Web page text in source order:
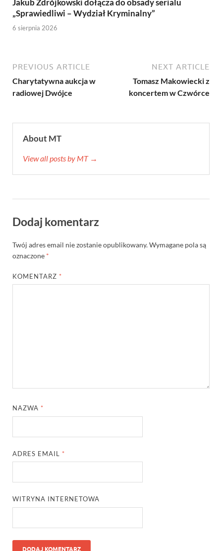
Jakub Zdrójkowski dołącza do obsady serialu
„Sprawiedliwi – Wydział Kryminalny”
6 sierpnia 2026
PREVIOUS ARTICLE
Charytatywna aukcja w
radiowej Dwójce
NEXT ARTICLE
Tomasz Makowiecki z
koncertem w Czwórce
About MT
View all posts by MT →
Dodaj komentarz
Twój adres email nie zostanie opublikowany.Wymagane pola są
oznaczone *
KOMENTARZ *
NAZWA *
ADRES EMAIL *
WITRYNA INTERNETOWA